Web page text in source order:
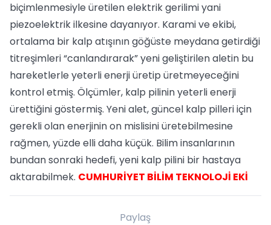
biçimlenmesiyle üretilen elektrik gerilimi yani
piezoelektrik ilkesine dayanıyor. Karami ve ekibi,
ortalama bir kalp atışının göğüste meydana getirdiği
titreşimleri “canlandırarak” yeni geliştirilen aletin bu
hareketlerle yeterli enerji üretip üretmeyeceğini
kontrol etmiş. Ölçümler, kalp pilinin yeterli enerji
ürettiğini göstermiş. Yeni alet, güncel kalp pilleri için
gerekli olan enerjinin on mislisini üretebilmesine
rağmen, yüzde elli daha küçük. Bilim insanlarının
bundan sonraki hedefi, yeni kalp pilini bir hastaya
aktarabilmek. CUMHURİYET BİLİM TEKNOLOJİ EKİ
Paylaş